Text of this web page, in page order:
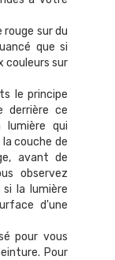
rouge sur du
que si
couleurs sur
le principe
derrière ce
qui
couche de
avant de
observez
la lumière
d'une
pour vous
Pour